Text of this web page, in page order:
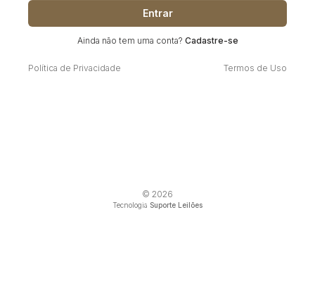
Entrar
Ainda não tem uma conta? Cadastre-se
Política de Privacidade Termos de Uso
© 2026
Tecnologia Suporte Leilões